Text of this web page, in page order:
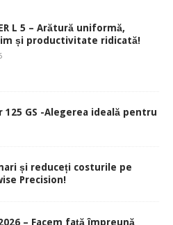
L 5 – Arătură uniformă,
și productivitate ridicată!
125 GS -Alegerea ideală pentru
și reduceți costurile pe
Precision!
– Facem față împreună